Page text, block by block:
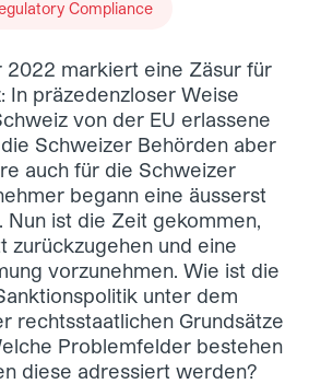
Compliance
2022 markiert eine Zäsur für
In präzedenzloser Weise
von der EU erlassene
Schweizer Behörden aber
auch für die Schweizer
begann eine äusserst
Nun ist die Zeit gekommen,
zurückzugehen und eine
vorzunehmen. Wie ist die
unter dem
rechtsstaatlichen Grundsätze
Problemfelder bestehen
diese adressiert werden?